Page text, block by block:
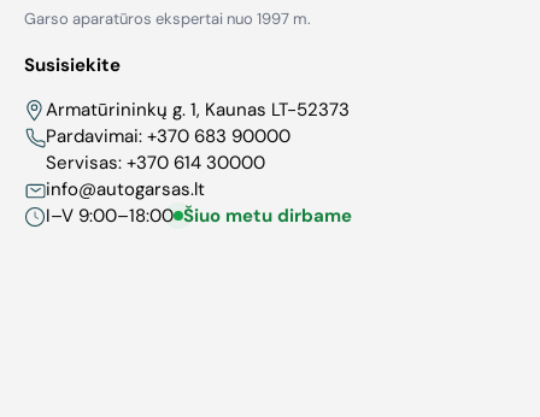
Garso aparatūros ekspertai nuo 1997 m.
Susisiekite
Armatūrininkų g. 1, Kaunas LT-52373
Pardavimai: +370 683 90000
Servisas: +370 614 30000
info@autogarsas.lt
I–V 9:00–18:00 Šiuo metu dirbame